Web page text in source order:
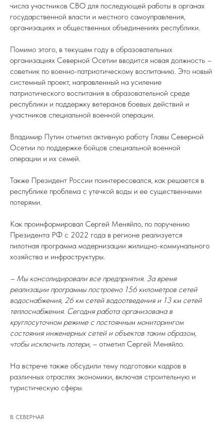
числа участников СВО для последующей работы в органах
государственной власти и местного самоуправления,
организациях и общественных объединениях республики.
Помимо этого, в текущем году в образовательных
организациях Северной Осетии вводится новая должность –
советник по военно-патриотическому воспитанию. Это новый
системный проект, направленный на усиление
патриотического воспитания в образовательной среде
республики и поддержку ветеранов боевых действий и
участников специальной военной операции.
Владимир Путин отметил активную работу Главы Северной
Осетии по поддержке бойцов специальной военной
операции и их семей.
Также Президент России поинтересовался, как решается в
республике проблема с утечкой воды и ее существенными
потерями.
Как проинформировал Сергей Меняйло, по поручению
Президента РФ с 2022 года в регионе реализуется
пилотная программа модернизации жилищно-коммунального
хозяйства и инфраструктуры.
– Мы консолидировали все предприятия. За время
реализации программы построено 156 километров сетей
водоснабжения, 26 км сетей водоотведения и 13 км сетей
теплоснабжения. Сегодня работа организована в
круглосуточном режиме с постоянным мониторингом
состояния инженерных сетей и объектов таким образом,
чтобы исключить потери, – отметил Сергей Меняйло.
На встрече также обсудили тему подготовки кадров в
различных отраслях экономики, включая строительную и
туристическую сферы.
В. СЕВЕРНАЯ